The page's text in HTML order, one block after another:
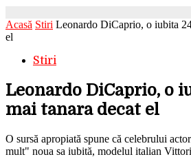
Acasă Stiri Leonardo DiCaprio, o iubita
el
Stiri
Leonardo DiCaprio, o
mai tanara decat el
O sursă apropiată spune că celebrului
mult" noua sa iubită, modelul italian